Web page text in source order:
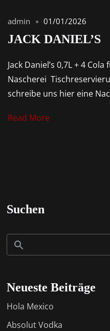
80
admin 01/01/2026
JACK DANIEL’S
Jack Daniel’s 0,7L + 4
Nascherei
schreibe uns hier eine
Read More
Suchen
Neueste Beiträge
Hola Mexico
Absolut Vodka